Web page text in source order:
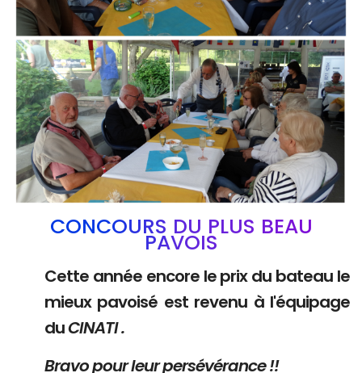
CONCOURS DU PLUS BEAU
PAVOIS
Cette année encore le prix du bateau le
mieux pavoisé est revenu à l'équipage
duCINATI .
Bravo pour leur persévérance !!